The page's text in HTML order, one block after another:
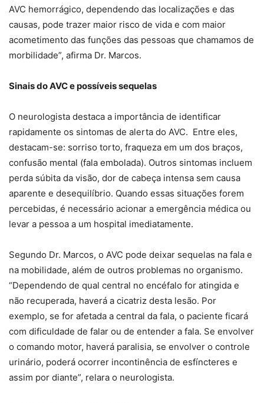
AVC hemorrágico, dependendo das localizações e das
causas, pode trazer maior risco de vida e com maior
acometimento das funções das pessoas que chamamos de
morbilidade”, afirma Dr. Marcos.
Sinais do AVC e possíveis sequelas
O neurologista destaca a importância de identificar
rapidamente os sintomas de alerta do AVC. Entre eles,
destacam-se: sorriso torto, fraqueza em um dos braços,
confusão mental (fala embolada). Outros sintomas incluem
perda súbita da visão, dor de cabeça intensa sem causa
aparente e desequilíbrio. Quando essas situações forem
percebidas, é necessário acionar a emergência médica ou
levar a pessoa a um hospital imediatamente.
Segundo Dr. Marcos, o AVC pode deixar sequelas na fala e
na mobilidade, além de outros problemas no organismo.
“Dependendo de qual central no encéfalo for atingida e
não recuperada, haverá a cicatriz desta lesão. Por
exemplo, se for afetada a central da fala, o paciente ficará
com dificuldade de falar ou de entender a fala. Se envolver
o comando motor, haverá paralisia, se envolver o controle
urinário, poderá ocorrer incontinência de esfíncteres e
assim por diante”, relara o neurologista.